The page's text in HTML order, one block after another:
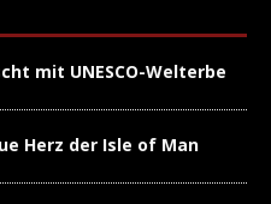
mit UNESCO-Welterbe
Herz der Isle of Man